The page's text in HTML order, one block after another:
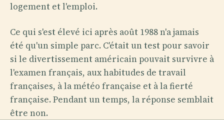
logement et l'emploi.
Ce qui s'est élevé ici après août 1988 n'a jamais
été qu'un simple parc. C'était un test pour savoir
si le divertissement américain pouvait survivre à
l'examen français, aux habitudes de travail
françaises, à la météo française et à la fierté
française. Pendant un temps, la réponse semblait
être non.